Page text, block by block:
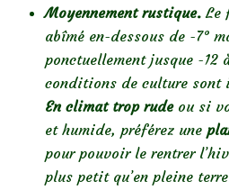
Moyennement rustique. Le
abîmé en-dessous de -7°
ponctuellement jusque -12
conditions de culture sont
En climat trop rudeou si
et humide, préférez une
pour pouvoir le rentrer
plus petit qu’en pleine